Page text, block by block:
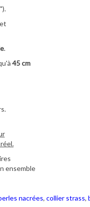
.
45 cm
ensemble
nacrées, collier strass,